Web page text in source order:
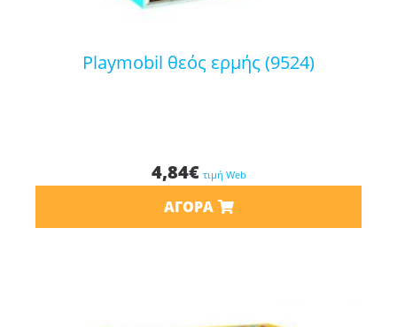
playmobil θεός ερμής (9524)
4,84€ τιμή Web
ΑΓΟΡΆ